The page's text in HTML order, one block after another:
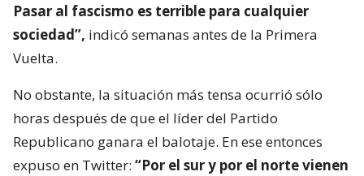
Pasar al fascismo es terrible para cualquier
sociedad”, indicó semanas antes de la Primera
Vuelta.
No obstante, la situación más tensa ocurrió sólo
horas después de que el líder del Partido
Republicano ganara el balotaje. En ese entonces
expuso en Twitter: “Por el sur y por el norte vienen